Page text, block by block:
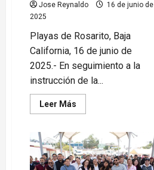
Jose Reynaldo
16 de junio de
2025
Playas de Rosarito, Baja
California, 16 de junio de
2025.- En seguimiento a la
instrucción de la...
Leer Más
más
Gobierno
Municipal
trabaja
en